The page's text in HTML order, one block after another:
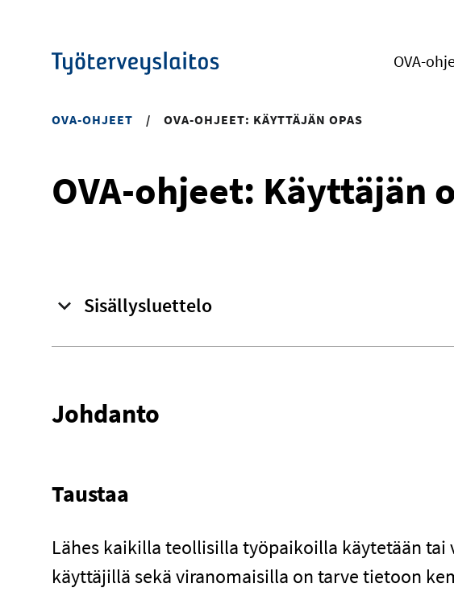
OVA-
OVA-OHJEET / OVA-OHJEET: KÄYTTÄJÄN OPAS
OVA-ohjeet: Käyttäjän
Sisällysluettelo
Johdanto
Taustaa
Lähes kaikilla teollisilla työpaikoilla käytetään
käyttäjillä sekä viranomaisilla on tarve tietoon